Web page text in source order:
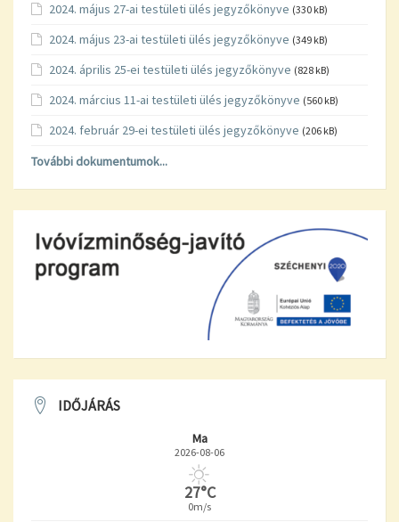
2024. május 27-ai testületi ülés jegyzőkönyve (330 kB)
2024. május 23-ai testületi ülés jegyzőkönyve (349 kB)
2024. április 25-ei testületi ülés jegyzőkönyve (828 kB)
2024. március 11-ai testületi ülés jegyzőkönyve (560 kB)
2024. február 29-ei testületi ülés jegyzőkönyve (206 kB)
További dokumentumok...
IDŐJÁRÁS
Ma
2026-08-06
27°C
0m/s